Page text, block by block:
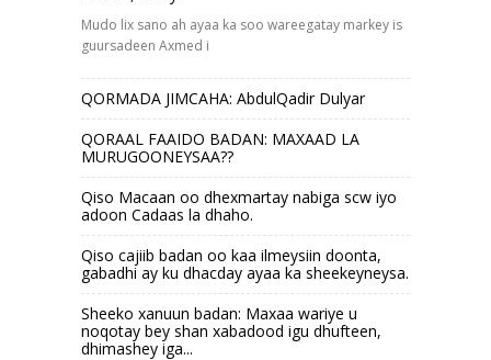
Mudo lix sano ah ayaa ka soo wareegatay markey is
guursadeen Axmed i
QORMADA JIMCAHA: AbdulQadir Dulyar
QORAAL FAAIDO BADAN: MAXAAD LA
MURUGOONEYSAA??
Qiso Macaan oo dhexmartay nabiga scw iyo
adoon Cadaas la dhaho.
Qiso cajiib badan oo kaa ilmeysiin doonta,
gabadhi ay ku dhacday ayaa ka sheekeyneysa.
Sheeko xanuun badan: Maxaa wariye u
noqotay bey shan xabadood igu dhufteen,
dhimashey iga...